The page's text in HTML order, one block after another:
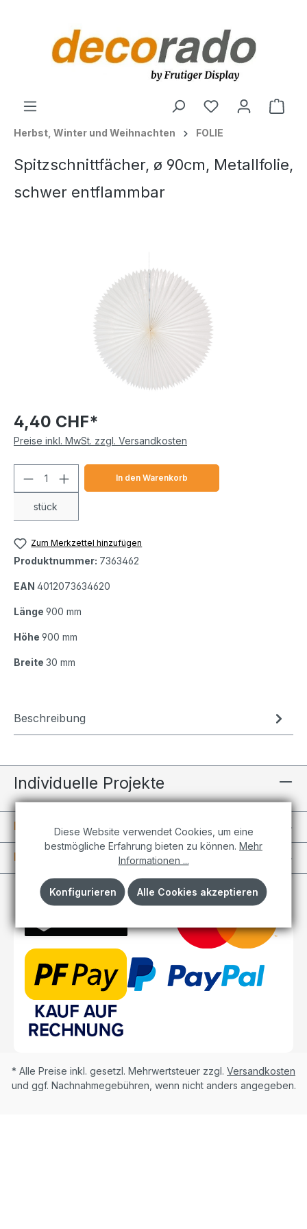
Herbst, Winter und Weihnachten FOLIE
Spitzschnittfächer, ø 90cm, Metallfolie,
schwer entflammbar
4,40 CHF*
Preise inkl. MwSt. zzgl. Versandkosten
Produkt Anzahl: Gib den
stück
In den Warenkorb
Zum Merkzettel hinzufügen
Produktnummer: 7363462
EAN 4012073634620
Länge 900 mm
Höhe 900 mm
Breite 30 mm
Beschreibung
Individuelle Projekte
Informationen
Kundenkonto
* Alle Preise inkl. gesetzl. Mehrwertsteuer zzgl. Versandkosten
und ggf. Nachnahmegebühren, wenn nicht anders angegeben.
Diese Website verwendet Cookies, um eine
bestmögliche Erfahrung bieten zu können. Mehr
Informationen ...
Konfigurieren Alle Cookies akzeptieren